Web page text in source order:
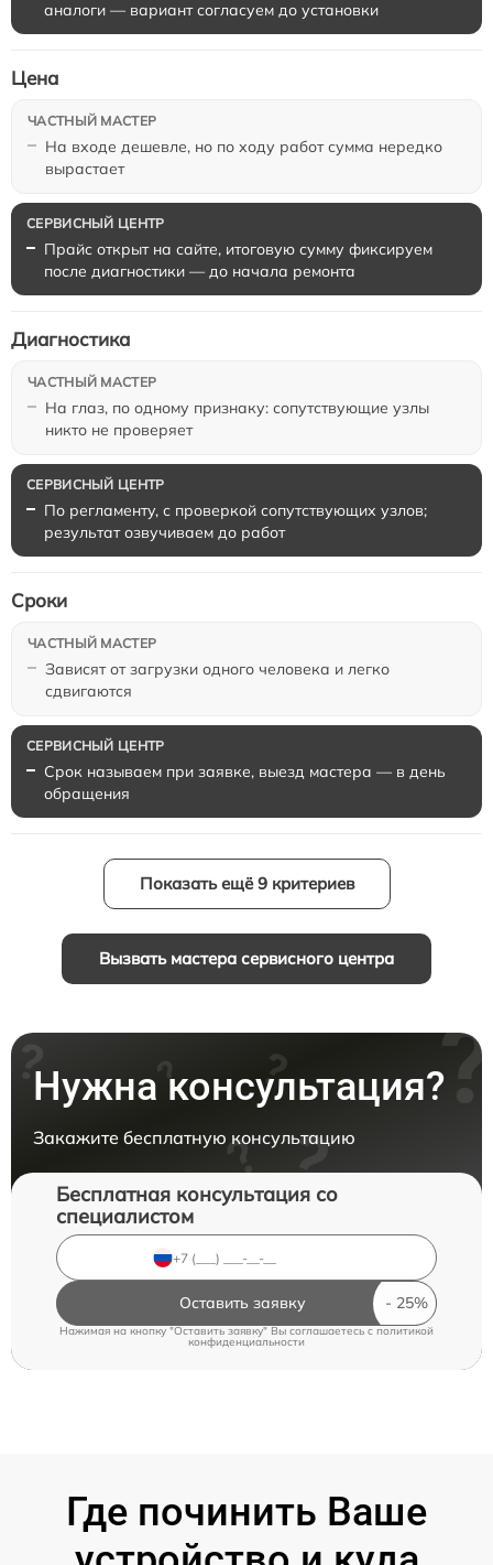
аналоги — вариант согласуем до установки
На входе дешевле, но по ходу работ сумма нередко
вырастает
Цена
Прайс открыт на сайте, итоговую сумму фиксируем
после диагностики — до начала ремонта
На глаз, по одному признаку: сопутствующие узлы
никто не проверяет
Диагностика
По регламенту, с проверкой сопутствующих узлов;
результат озвучиваем до работ
Зависят от загрузки одного человека и легко
сдвигаются
Сроки
Срок называем при заявке, выезд мастера — в день
обращения
Показать ещё 9 критериев
Вызвать мастера сервисного центра
Нужна консультация?
Закажите бесплатную консультацию
Бесплатная консультация со
специалистом
Оставить заявку
Нажимая на кнопку "Оставить заявку" Вы соглашаетесь cполитикой
конфиденциальности
Где починить Ваше